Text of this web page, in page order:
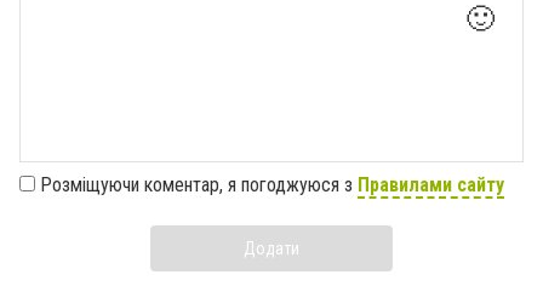
🙂
Розміщуючи коментар, я погоджуюся з Правилами сайту
Додати